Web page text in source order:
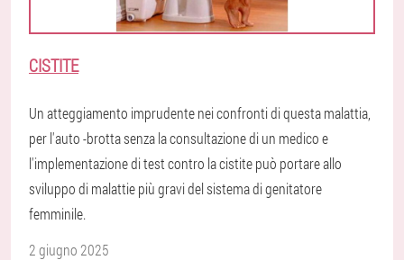
CISTITE
Un atteggiamento imprudente nei confronti di questa malattia,
per l'auto -brotta senza la consultazione di un medico e
l'implementazione di test contro la cistite può portare allo
sviluppo di malattie più gravi del sistema di genitatore
femminile.
2 giugno 2025